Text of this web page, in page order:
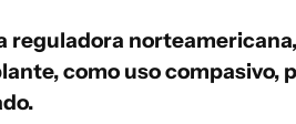
reguladora
como uso compasivo,